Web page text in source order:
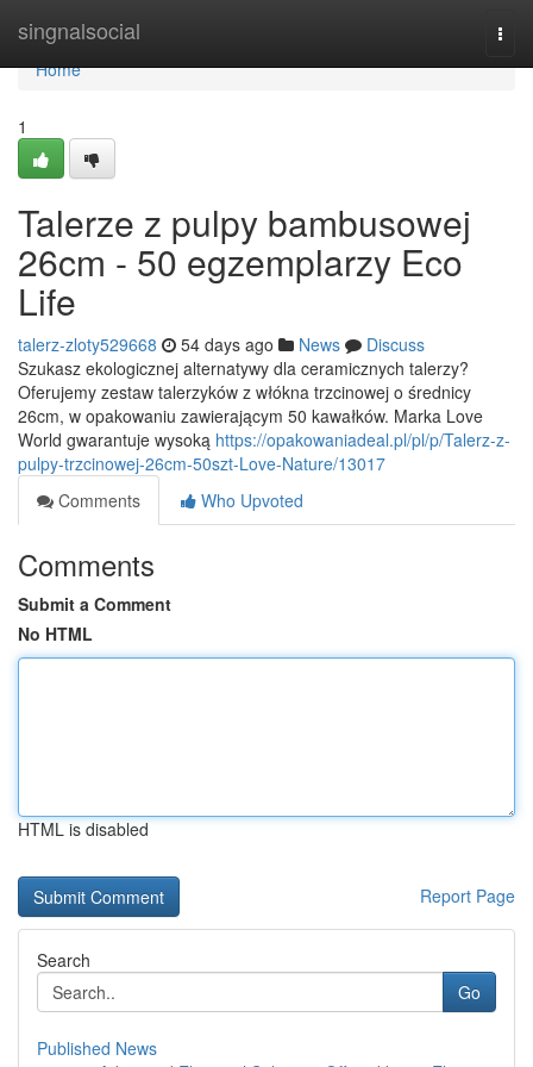
singnalsocial
Home
Home
1
Talerze z pulpy bambusowej
26cm - 50 egzemplarzy Eco
Life
talerz-zloty529668 54 days ago News
Discuss
Szukasz ekologicznej alternatywy dla ceramicznych talerzy?
Oferujemy zestaw talerzyków z włókna trzcinowej o średnicy
26cm, w opakowaniu zawierającym 50 kawałków. Marka Love
World gwarantuje wysoką https://opakowaniadeal.pl/pl/p/Talerz-z-
pulpy-trzcinowej-26cm-50szt-Love-Nature/13017
Comments
Who Upvoted
Comments
Submit a Comment
No HTML
HTML is disabled
Report Page
Search
Go
Published News